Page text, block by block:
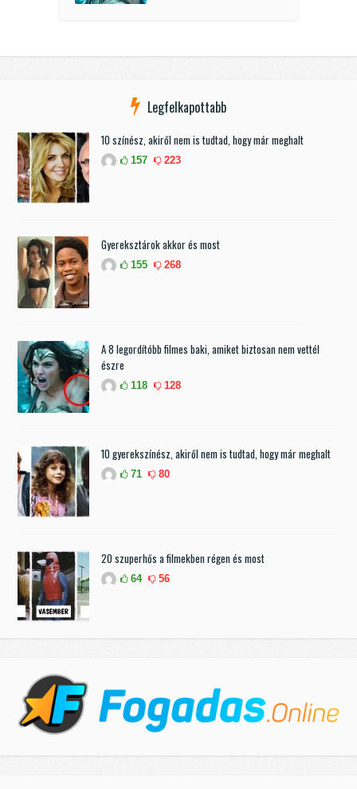
Legfelkapottabb
10 színész, akiről nem is tudtad, hogy már meghalt
157 223
Gyereksztárok akkor és most
155 268
A 8 legordítóbb filmes baki, amiket biztosan nem vettél
észre
118 128
10 gyerekszínész, akiről nem is tudtad, hogy már meghalt
71 80
20 szuperhős a filmekben régen és most
64 56